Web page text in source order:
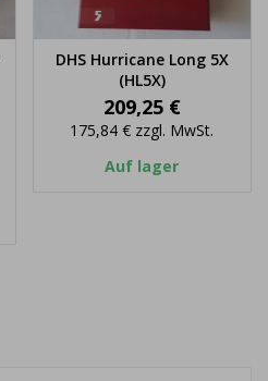
DHS Hurricane Long 5X
(HL5X)
Preis
209,25 €
175,84 € zzgl. MwSt.
Auf lager